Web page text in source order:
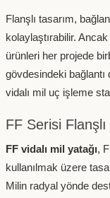
Flanşlı tasarım,
kolaylaştırabilir.
ürünleri her projede
gövdesindeki
vidalı mil uç işleme
FF Serisi
FF vidalı mil yatağı,
kullanılmak üzere
Milin radyal yönde